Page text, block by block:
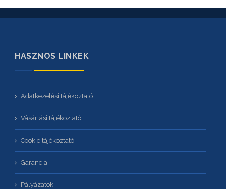
HASZNOS LINKEK
Adatkezelési tájékoztató
Vásárlási tájékoztató
Cookie tájékoztató
Garancia
Pályázatok